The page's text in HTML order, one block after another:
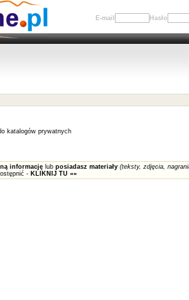
E-mail Hasło
katalogów prywatnych
informacjęlub posiadasz materiały (teksty, zdjęcia,
- KLIKNIJ TU »»